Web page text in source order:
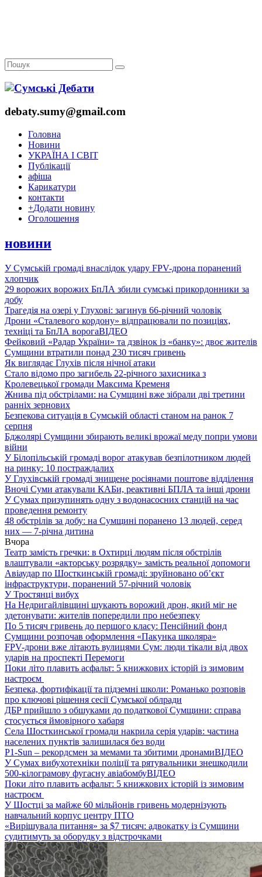
debaty.sumy@gmail.com
Головна
Новини
УКРАЇНА І СВІТ
Публікації
афіша
Карикатури
контакти
+Додати новину
Оголошення
новини
У Сумській громаді внаслідок удару FPV-дрона поранений
хлопчик
29 ворожих ворожих БпЛА збили сумські прикордонники за
добу
Трагедія на озері у Глухові: загинув 66-річний чоловік
Дрони «Сталевого кордону» відпрацювали по позиціях,
техніці та БпЛА ворогаВІДЕО
Фейковий «Радар України» та дзвінок із «банку»: двоє жителів
Сумщини втратили понад 230 тисяч гривень
Як виглядає Глухів після нічної атаки
Стало відомо про загибель 22-річного захисника з
Кролевецької громади Максима Кременя
Жнива під обстрілами: на Сумщині вже зібрали дві третини
ранніх зернових
Безпекова ситуація в Сумській області станом на ранок 7
серпня
Бджолярі Сумщини збирають великі врожаї меду попри умови
війни
У Білопільській громаді ворог атакував безпілотником людей
на ринку: 10 постраждалих
У Глухівській громаді знищене росіянами поштове відділення
Вночі Суми атакували КАБи, реактивні БПЛА та інші дрони
У Сумах призупинять одну з водонасосних станцій на час
проведення ремонту
48 обстрілів за добу: на Сумщині поранено 13 людей, серед
них — 7-річна дитина
Вчора
Театр замість гречки: в Охтирці людям після обстрілів
влаштували «акторську розрядку» замість реальної допомоги
Авіаудар по Шосткинській громаді: зруйновано об’єкт
інфраструктури, поранений 57-річний чоловік
У Тростянці вибух
На Недригайлівщині шукають ворожий дрон, який міг не
здетонувати: жителів попередили про небезпеку
По 5 тисяч гривень до першого класу: Пенсійний фонд
Сумщини розпочав оформлення «Пакунка школяра»
FPV-дрони вже літають вулицями Сум: люди тікали від двох
ударів на проспекті Перемоги
Поки літо плавить асфальт: 5 книжкових історій із зимовим
настроєм
Безпека, фортифікації та підземні школи: Романько розповів
про ключові рішення сесії Сумської облради
ДБР прийшло з обшуками до податкової Сумщини: справа
стосується ймовірного хабаря
Села Шосткинської громади накрила серія ударів: частина
населених пунктів залишилася без води
P1-Sun – рекордсмен за мемами та збитими дронамиВІДЕО
У Сумах вибухотехніки поліції та рятувальники знешкодили
500-кілограмову фугасну авіабомбуВІДЕО
Поки літо плавить асфальт: 5 книжкових історій із зимовим
настроєм
У Шостці за майже 60 мільйонів гривень модернізують
навчальний корпус центру ПТО
«Вирішувала питання» за $7 тисяч: адвокатку із Сумщини
судитимуть за оборудку з відстрочками